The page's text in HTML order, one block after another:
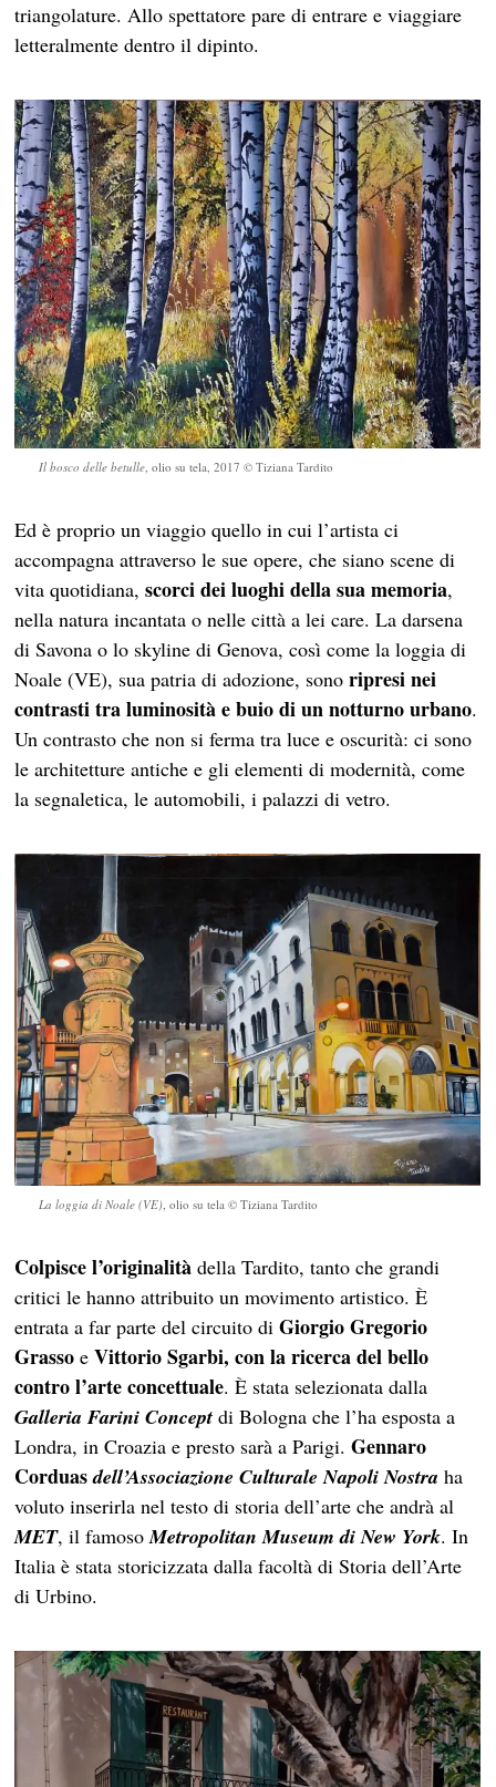
triangolature. Allo spettatore pare di entrare e viaggiare
letteralmente dentro il dipinto.
Il bosco delle betulle, olio su tela, 2017 © Tiziana Tardito
Ed è proprio un viaggio quello in cui l’artista ci
accompagna attraverso le sue opere, che siano scene di
vita quotidiana,scorci dei luoghi della sua memoria,
nella natura incantata o nelle città a lei care. La darsena
di Savona o lo skyline di Genova, così come la loggia di
Noale (VE), sua patria di adozione, sonoripresi nei
contrasti tra luminosità e buio di un notturno urbano.
Un contrasto che non si ferma tra luce e oscurità: ci sono
le architetture antiche e gli elementi di modernità, come
la segnaletica, le automobili, i palazzi di vetro.
La loggia di Noale (VE), olio su tela © Tiziana Tardito
Colpisce l’originalità della Tardito, tanto che grandi
critici le hanno attribuito un movimento artistico. È
entrata a far parte del circuito diGiorgio Gregorio
Grassoe Vittorio Sgarbi, con la ricerca del bello
contro l’arte concettuale. È stata selezionata dalla
Galleria Farini Concept di Bologna che l’ha esposta a
Londra, in Croazia e presto sarà a Parigi.Gennaro
Corduas dell’Associazione Culturale Napoli Nostra ha
voluto inserirla nel testo di storia dell’arte che andrà al
MET, il famosoMetropolitan Museum di New York. In
Italia è stata storicizzata dalla facoltà di Storia dell’Arte
di Urbino.